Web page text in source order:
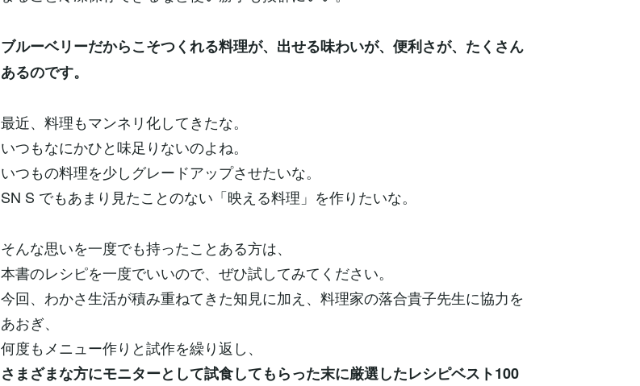
ブルーベリーだからこそつくれる料理が、出せる味わいが、便利さが、たくさん
あるのです。
最近、料理もマンネリ化してきたな。
いつもなにかひと味足りないのよね。
いつもの料理を少しグレードアップさせたいな。
SN S でもあまり見たことのない「映える料理」を作りたいな。
そんな思いを一度でも持ったことある方は、
本書のレシピを一度でいいので、ぜひ試してみてください。
今回、わかさ生活が積み重ねてきた知見に加え、料理家の落合貴子先生に協力を
あおぎ、
何度もメニュー作りと試作を繰り返し、
さまざまな方にモニターとして試食してもらった末に厳選したレシピベスト100